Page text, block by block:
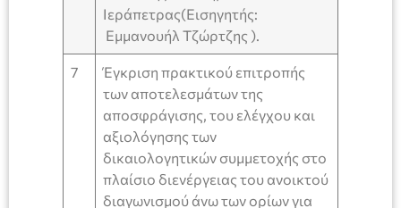
Ιεράπετρας(Εισηγητής:
Εμμανουήλ Τζώρτζης ).
7
Έγκριση πρακτικού επιτροπής
των αποτελεσμάτων της
αποσφράγισης, του ελέγχου και
αξιολόγησης των
δικαιολογητικών συμμετοχής στο
πλαίσιο διενέργειας του ανοικτού
διαγωνισμού άvω των ορίων για